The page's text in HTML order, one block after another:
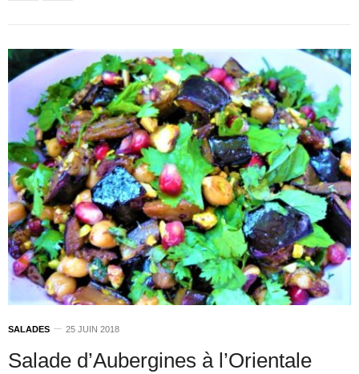
SALADES 25 JUIN 2018
Salade d’Aubergines à l’Orientale